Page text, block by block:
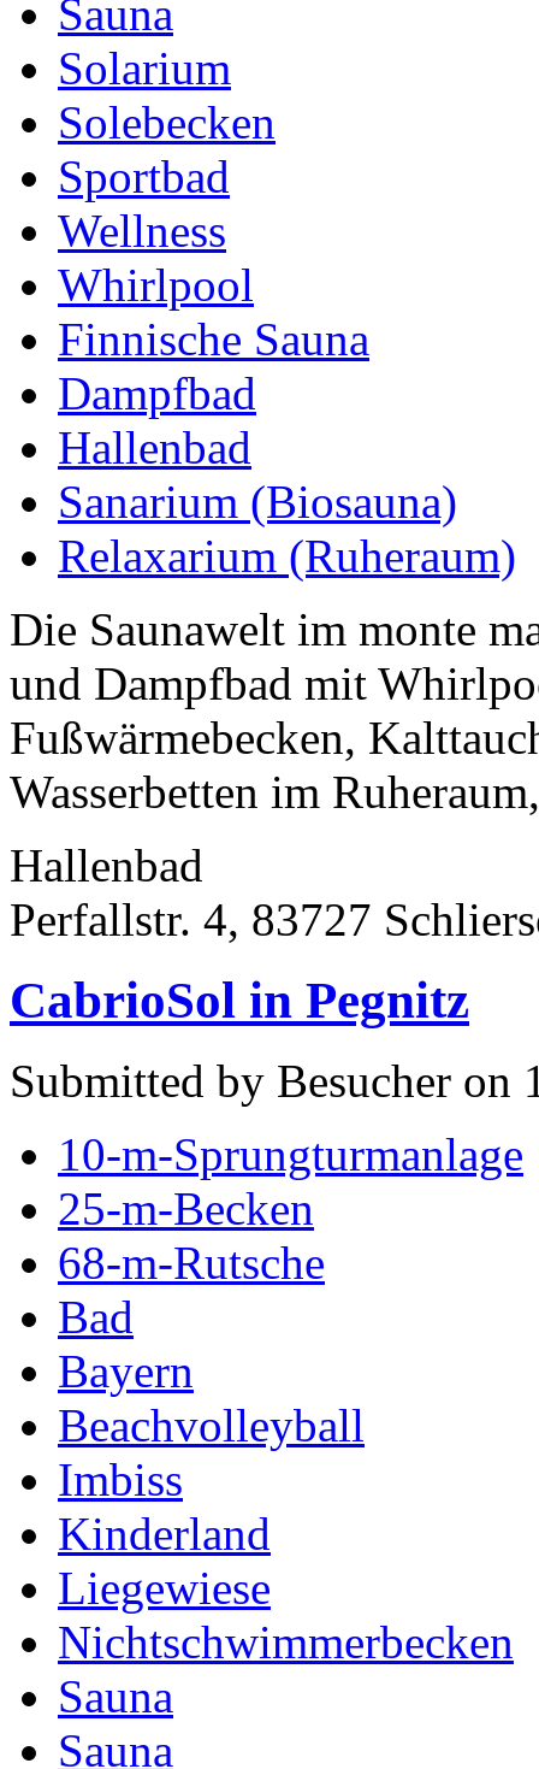
Sauna
Solarium
Solebecken
Sportbad
Wellness
Whirlpool
Finnische Sauna
Dampfbad
Hallenbad
Sanarium (Biosauna)
Relaxarium (Ruheraum)
Die Saunawelt im monte
und Dampfbad mit
Fußwärmebecken,
Wasserbetten im
Hallenbad
Perfallstr. 4, 83727
CabrioSol in Pegnitz
Submitted by Besucher on
10-m-Sprungturmanlage
25-m-Becken
68-m-Rutsche
Bad
Bayern
Beachvolleyball
Imbiss
Kinderland
Liegewiese
Nichtschwimmerbecken
Sauna
Sauna